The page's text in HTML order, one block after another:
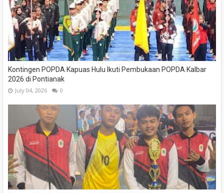
Kontingen POPDA Kapuas Hulu Ikuti Pembukaan POPDA Kalbar
2026 di Pontianak
July 04, 2026 0